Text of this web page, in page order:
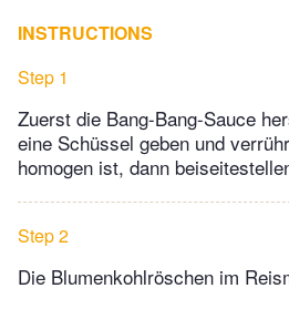
INSTRUCTIONS
Step 1
Zuerst die Bang-Bang-Sauce
eine Schüssel geben und
homogen ist, dann
Step 2
Die Blumenkohlröschen im